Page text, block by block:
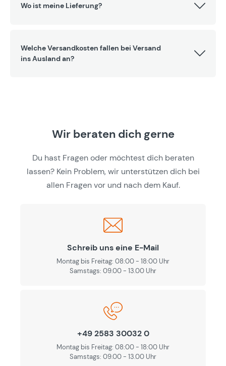
Wo ist meine Lieferung?
Welche Versandkosten fallen bei Versand
ins Ausland an?
Wir beraten dich gerne
Du hast Fragen oder möchtest dich beraten
lassen? Kein Problem, wir unterstützen dich bei
allen Fragen vor und nach dem Kauf.
Schreib uns eine E-Mail
Montag bis Freitag: 08:00 - 18:00 Uhr
Samstags: 09.00 - 13.00 Uhr
+49 2583 30032 0
Montag bis Freitag: 08:00 - 18:00 Uhr
Samstags: 09.00 - 13.00 Uhr